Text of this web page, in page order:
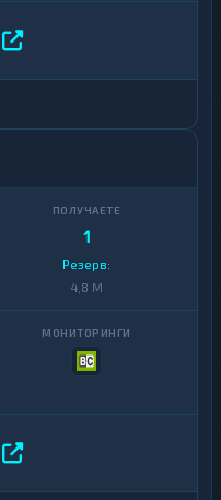
1
Резерв:
4,8 M